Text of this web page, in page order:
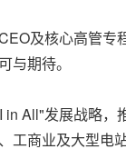
及核心高管
与期待。
All"发展战略
商业及大型电